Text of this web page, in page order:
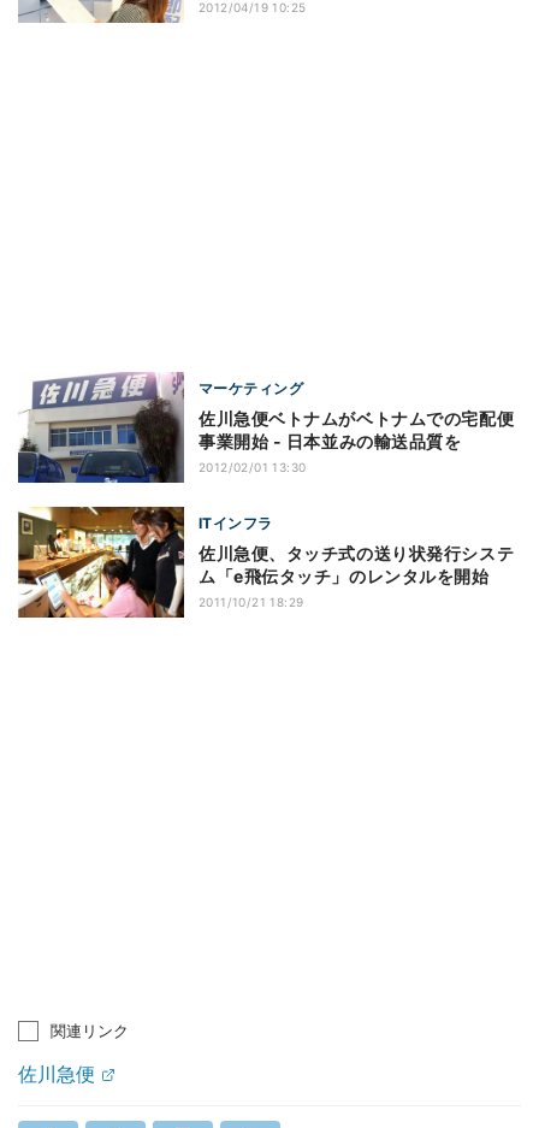
2012/04/19 10:25
マーケティング
佐川急便ベトナムがベトナムでの宅配便
事業開始 - 日本並みの輸送品質を
2012/02/01 13:30
ITインフラ
佐川急便、タッチ式の送り状発行システ
ム「e飛伝タッチ」のレンタルを開始
2011/10/21 18:29
関連リンク
佐川急便